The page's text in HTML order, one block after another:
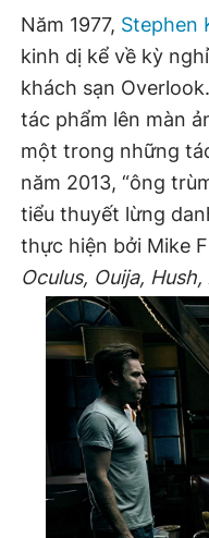
Năm 1977, Stephen
kinh dị kể về kỳ
khách sạn
tác phẩm lên màn
một trong những
năm 2013, “ông
tiểu thuyết lừng
thực hiện bởi Mike
Oculus, Ouija,